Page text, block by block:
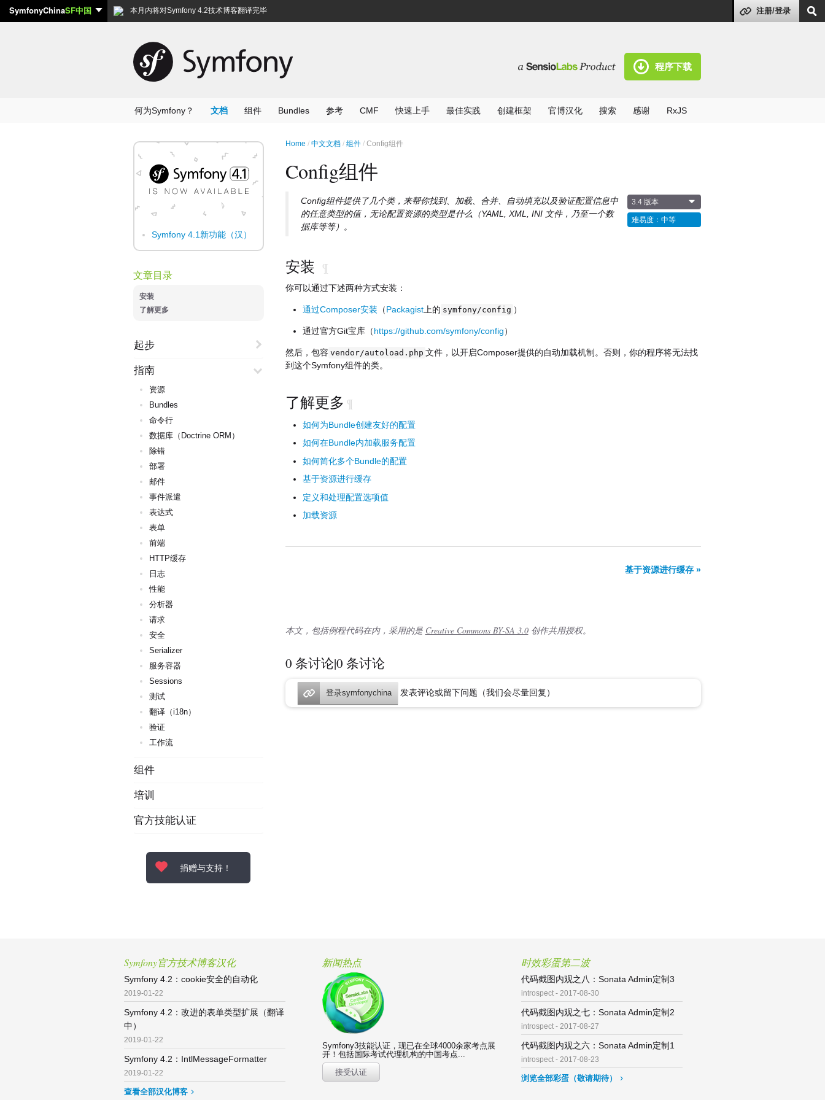
SymfonyChinaSF中国 本月内将对Symfony 4.2技术博客翻译完毕 注册/登录
程序下载
何为Symfony？ 文档 组件 Bundles 参考 CMF 快速上手 最佳实践 创建框架 官博汉化 搜索 感谢 RxJS
Symfony 4.1新功能（汉）
文章目录
安装
了解更多
起步
指南
资源
Bundles
命令行
数据库（Doctrine ORM）
除错
部署
邮件
事件派遣
表达式
表单
前端
HTTP缓存
日志
性能
分析器
请求
安全
Serializer
服务容器
Sessions
测试
翻译（i18n）
验证
工作流
组件
培训
官方技能认证
捐赠与支持！
Home 中文文档 组件 Config组件
Config组件
3.4 版本
难易度：中等
Config组件提供了几个类，来帮你找到、加载、合并、自动填充以及验证配置信息中
的任意类型的值，无论配置资源的类型是什么（YAML, XML, INI 文件，乃至一个数
据库等等）。
安装 ¶
你可以通过下述两种方式安装：
通过Composer安装 （Packagist上的 symfony/config ）
通过官方Git宝库（https://github.com/symfony/config）
然后，包容 vendor/autoload.php 文件，以开启Composer提供的自动加载机制。否则，你的程序将无法找
到这个Symfony组件的类。
了解更多 ¶
如何为Bundle创建友好的配置
如何在Bundle内加载服务配置
如何简化多个Bundle的配置
基于资源进行缓存
定义和处理配置选项值
加载资源
基于资源进行缓存 »
本文，包括例程代码在内，采用的是 Creative Commons BY-SA 3.0创作共用授权。
0 条讨论|0 条讨论
登录symfonychina 发表评论或留下问题（我们会尽量回复）
Symfony官方技术博客汉化
Symfony 4.2：cookie安全的自动化
2019-01-22
Symfony 4.2：改进的表单类型扩展（翻译
中）
2019-01-22
Symfony 4.2：IntlMessageFormatter
2019-01-22
查看全部汉化博客
新闻热点
Symfony3技能认证，现已在全球4000余家考点展
开！包括国际考试代理机构的中国考点...
接受认证
时效彩蛋第二波
代码截图内观之八：Sonata Admin定制3
introspect - 2017-08-30
代码截图内观之七：Sonata Admin定制2
introspect - 2017-08-27
代码截图内观之六：Sonata Admin定制1
introspect - 2017-08-23
浏览全部彩蛋（敬请期待）